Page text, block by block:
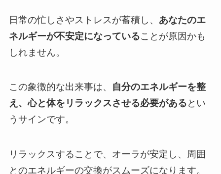
日常の忙しさやストレスが蓄積し、 あなたのエ
ネルギーが不安定になっていることが原因かも
しれません。
この象徴的な出来事は、 自分のエネルギーを整
え、心と体をリラックスさせる必要があるとい
うサインです。
リラックスすることで、オーラが安定し、周囲
とのエネルギーの交換がスムーズになります。